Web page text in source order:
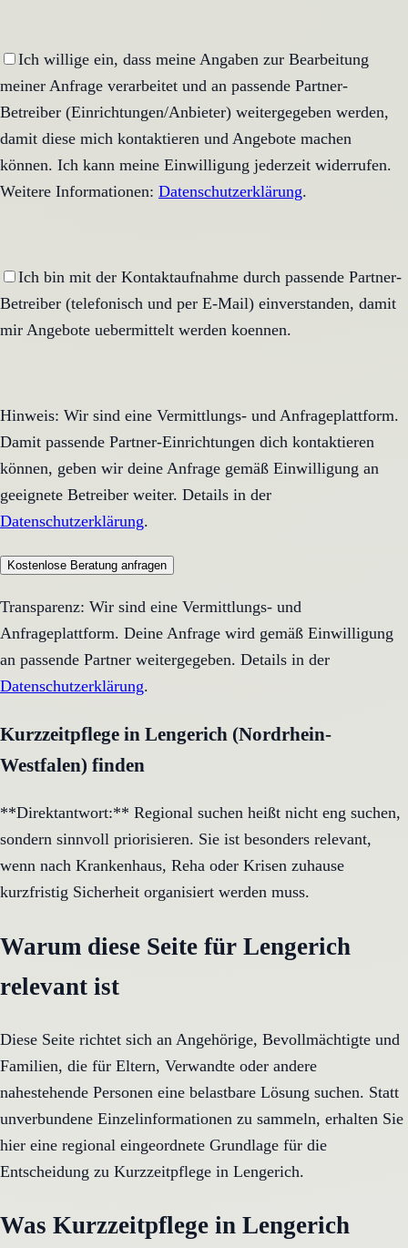
Ich willige ein, dass meine Angaben zur Bearbeitung
meiner Anfrage verarbeitet und an passende Partner-
Betreiber (Einrichtungen/Anbieter) weitergegeben werden,
damit diese mich kontaktieren und Angebote machen
können. Ich kann meine Einwilligung jederzeit widerrufen.
Weitere Informationen: Datenschutzerklärung.
Ich bin mit der Kontaktaufnahme durch passende Partner-
Betreiber (telefonisch und per E-Mail) einverstanden, damit
mir Angebote uebermittelt werden koennen.
Hinweis: Wir sind eine Vermittlungs- und Anfrageplattform.
Damit passende Partner-Einrichtungen dich kontaktieren
können, geben wir deine Anfrage gemäß Einwilligung an
geeignete Betreiber weiter. Details in der
Datenschutzerklärung.
Kostenlose Beratung anfragen
Transparenz: Wir sind eine Vermittlungs- und
Anfrageplattform. Deine Anfrage wird gemäß Einwilligung
an passende Partner weitergegeben. Details in der
Datenschutzerklärung.
Kurzzeitpflege in Lengerich (Nordrhein-
Westfalen) finden
**Direktantwort:** Regional suchen heißt nicht eng suchen,
sondern sinnvoll priorisieren. Sie ist besonders relevant,
wenn nach Krankenhaus, Reha oder Krisen zuhause
kurzfristig Sicherheit organisiert werden muss.
Warum diese Seite für Lengerich
relevant ist
Diese Seite richtet sich an Angehörige, Bevollmächtigte und
Familien, die für Eltern, Verwandte oder andere
nahestehende Personen eine belastbare Lösung suchen. Statt
unverbundene Einzelinformationen zu sammeln, erhalten Sie
hier eine regional eingeordnete Grundlage für die
Entscheidung zu Kurzzeitpflege in Lengerich.
Was Kurzzeitpflege in Lengerich